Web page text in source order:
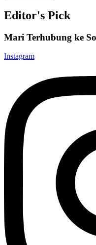
Editor's Pick
Mari Terhubung ke
Instagram